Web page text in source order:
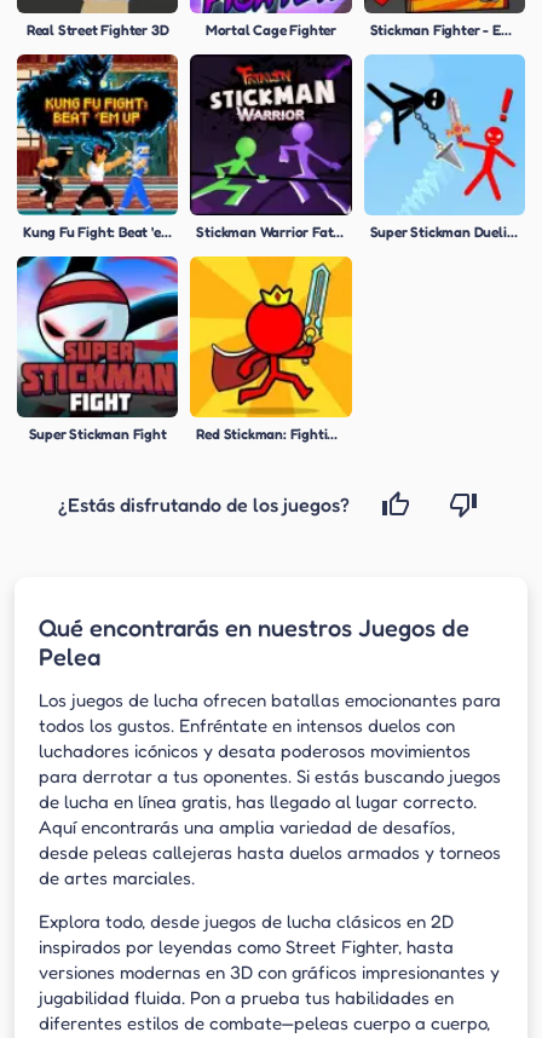
Real Street Fighter 3D Mortal Cage Fighter Stickman Fighter - Epic Battles
Kung Fu Fight: Beat 'em' Up Stickman Warrior Fatality Super Stickman Duelist
Super Stickman Fight Red Stickman: Fighting Stick
¿Estás disfrutando de los juegos?
Qué encontrarás en nuestros Juegos de
Pelea
Los juegos de lucha ofrecen batallas emocionantes para
todos los gustos. Enfréntate en intensos duelos con
luchadores icónicos y desata poderosos movimientos
para derrotar a tus oponentes. Si estás buscando juegos
de lucha en línea gratis, has llegado al lugar correcto.
Aquí encontrarás una amplia variedad de desafíos,
desde peleas callejeras hasta duelos armados y torneos
de artes marciales.
Explora todo, desde juegos de lucha clásicos en 2D
inspirados por leyendas como Street Fighter, hasta
versiones modernas en 3D con gráficos impresionantes y
jugabilidad fluida. Pon a prueba tus habilidades en
diferentes estilos de combate—peleas cuerpo a cuerpo,